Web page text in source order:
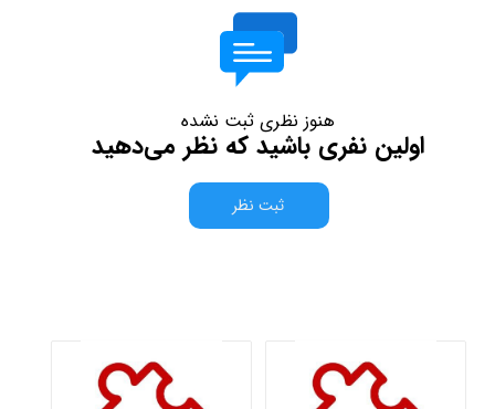
هنوز نظری ثبت نشده
اولین نفری باشید که نظر می‌دهید
ثبت نظر